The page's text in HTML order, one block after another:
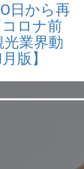
日から再
ロナ前
業界動
版】